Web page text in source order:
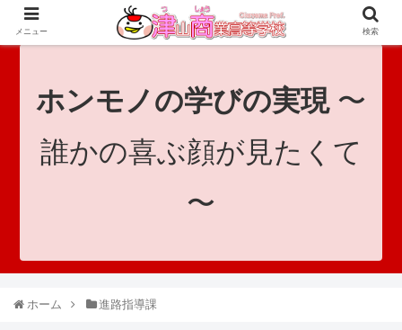
since 1921｜地域と共に未来へつなげ！｜Tsuyama Commercial High School
ホンモノの学びの実現〜
誰かの喜ぶ顔が見たくて
〜
ホーム 進路指導課
メニュー 検索